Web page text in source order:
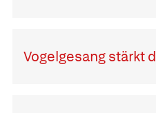
Vogelgesang stärkt